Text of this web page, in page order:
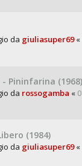
da giuliasuper69«
- Pininfarina (1968)
da rossogamba «
(1984)
da giuliasuper69«